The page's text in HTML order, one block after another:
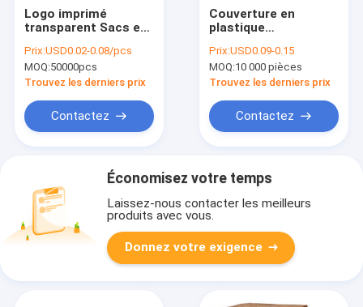
Logo imprimé
transparent Sacs en
jetables Longs sacs
de parapluies
humides étanches
Prix:USD0.02-0.08/pcs
MOQ:50000pcs
Trouvez les derniers prix
Contactez
Couverture en
plastique
antipoussière pour
meubles de canapé
Protéger de la saleté
Prix:USD0.09-0.15
MOQ:10 000 pièces
Trouvez les derniers prix
Contactez
Économisez votre temps
Laissez-nous contacter les meilleurs
produits avec vous.
Donnez votre exigence